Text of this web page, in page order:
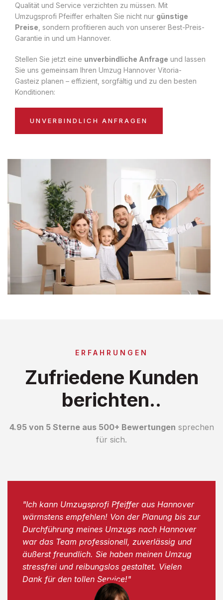
Qualität und Service verzichten zu müssen. Mit
Umzugsprofi Pfeiffer erhalten Sie nicht nur günstige
Preise , sondern profitieren auch von unserer Best-Preis-
Garantie in und um Hannover.
Stellen Sie jetzt eine unverbindliche Anfrage und lassen
Sie uns gemeinsam Ihren Umzug Hannover Vitoria-
Gasteiz planen – effizient, sorgfältig und zu den besten
Konditionen:
UNVERBINDLICH ANFRAGEN
ERFAHRUNGEN
Zufriedene Kunden
berichten..
4.95 von 5 Sterne aus 500+ Bewertungen sprechen
für sich.
"Ich kann Umzugsprofi Pfeiffer aus Hannover
wärmstens empfehlen! Von der Planung bis zur
Durchführung meines Umzugs nach Hannover
war das Team professionell, zuverlässig und
äußerst freundlich. Sie haben meinen Umzug
stressfrei und reibungslos gestaltet. Vielen
Dank für den tollen Service!"